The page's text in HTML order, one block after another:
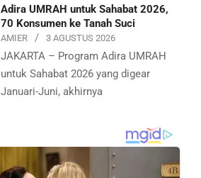
Adira UMRAH untuk Sahabat 2026,
70 Konsumen ke Tanah Suci
AMIER 3 AGUSTUS 2026
JAKARTA – Program Adira UMRAH
untuk Sahabat 2026 yang digear
Januari-Juni, akhirnya